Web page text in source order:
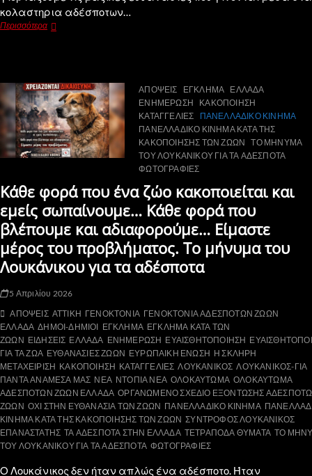
κολαστηρια αδέσποτων…
Περισσότερα
ΑΠΟΨΕΙΣ ΕΓΚΛΗΜΑ ΕΛΛΑΔΑ
ΕΝΗΜΕΡΩΣΗ
ΚΑΚΟΠΟΙΗΣΗ
ΚΑΤΑΓΓΕΛΙΕΣ
ΠΑΝΕΛΛΑΔΙΚΟ ΚΙΝΗΜΑ
ΠΑΝΕΛΛΑΔΙΚΟ ΚΙΝΗΜΑ ΚΑΤΑ ΤΗΣ
ΚΑΚΟΠΟΙΗΣΗΣ ΤΩΝ ΖΩΩΝ
ΤΟ ΜΗΝΥΜΑ
ΤΟΥ ΛΟΥΚΑΝΙΚΟΥ ΓΙΑ ΤΑ ΑΔΕΣΠΟΤΑ
ΦΩΤΟΓΡΑΦΙΕΣ
Κάθε φορά που ένα ζώο κακοποιείται και
εμείς σωπαίνουμε… Κάθε φορά που
βλέπουμε και αδιαφορούμε… Είμαστε
μέρος του προβλήματος. Το μήνυμα του
Λουκάνικου για τα αδέσποτα
5 Απριλίου 2026
ΑΠΟΨΕΙΣ ΑΤΤΙΚΗ ΓΕΝΟΚΤΟΝΙΑ ΓΕΝΟΚΤΟΝΙΑ ΑΔΕΣΠΟΤΩΝ ΖΩΩΝ
ΕΛΛΑΔΑ ΔΗΜΟΙ-ΔΗΜΙΟΙ ΕΓΚΛΗΜΑ ΕΓΚΛΗΜΑ ΚΑΤΑ ΤΩΝ
ΖΩΩΝ ΕΙΔΗΣΕΙΣ ΕΛΛΑΔΑ ΕΝΗΜΕΡΩΣΗ ΕΥΑΙΣΘΗΤΟΠΟΙΗΣΗ
ΓΙΑ ΤΑ ΖΩΑ ΕΥΘΑΝΑΣΙΕΣ ΖΩΩΝ ΕΥΡΩΠΑΙΚΗ ΕΝΩΣΗ Η ΣΚΛΗΡΗ
ΜΕΤΑΧΕΙΡΙΣΗ ΚΑΚΟΠΟΙΗΣΗ ΚΑΤΑΓΓΕΛΙΕΣ ΛΟΥΚΑΝΙΚΟΣ ΛΟΥΚΑΝΙΚΟΣ-ΓΙΑ
ΠΑΝΤΑ ΑΝΑΜΕΣΑ ΜΑΣ ΝΕΑ ΝΤΟΠΙΑ ΝΕΑ ΟΛΟΚΑΥΤΩΜΑ ΟΛΟΚΑΥΤΩΜΑ
ΑΔΕΣΠΟΤΩΝ ΖΩΩΝ ΕΛΛΑΔΑ ΟΡΓΑΝΩΜΕΝΟ ΣΧΕΔΙΟ ΕΞΟΝΤΩΣΗΣ
ΖΩΩΝ ΟΧΙ ΣΤΗΝ ΕΥΘΑΝΑΣΙΑ ΤΩΝ ΖΩΩΝ ΠΑΝΕΛΛΑΔΙΚΟ ΚΙΝΗΜΑ
ΚΙΝΗΜΑ ΚΑΤΑ ΤΗΣ ΚΑΚΟΠΟΙΗΣΗΣ ΤΩΝ ΖΩΩΝ ΣΥΝΤΡΟΦΟΣ ΛΟΥΚΑΝΙΚΟΣ
ΕΠΑΝΑΣΤΑΤΗΣ ΤΑ ΑΔΕΣΠΟΤΑ ΣΤΗΝ ΕΛΛΑΔΑ ΤΕΤΡΑΠΟΔΑ ΘΥΜΑΤΑ ΤΟ
ΤΟΥ ΛΟΥΚΑΝΙΚΟΥ ΓΙΑ ΤΑ ΑΔΕΣΠΟΤΑ ΦΩΤΟΓΡΑΦΙΕΣ
Ο Λουκάνικος δεν ήταν απλώς ένα αδέσποτο. Ήταν